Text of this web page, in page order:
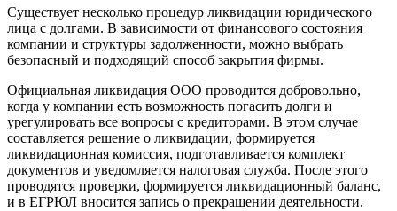
Существует несколько процедур ликвидации юридического
лица с долгами. В зависимости от финансового состояния
компании и структуры задолженности, можно выбрать
безопасный и подходящий способ закрытия фирмы.
Официальная ликвидация ООО проводится добровольно,
когда у компании есть возможность погасить долги и
урегулировать все вопросы с кредиторами. В этом случае
составляется решение о ликвидации, формируется
ликвидационная комиссия, подготавливается комплект
документов и уведомляется налоговая служба. После этого
проводятся проверки, формируется ликвидационный баланс,
и в ЕГРЮЛ вносится запись о прекращении деятельности.